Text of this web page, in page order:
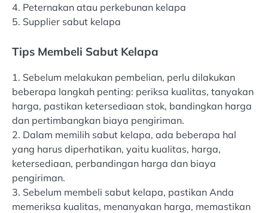
4. Peternakan atau perkebunan kelapa
5. Supplier sabut kelapa
Tips Membeli Sabut Kelapa
1. Sebelum melakukan pembelian, perlu dilakukan
beberapa langkah penting: periksa kualitas, tanyakan
harga, pastikan ketersediaan stok, bandingkan harga
dan pertimbangkan biaya pengiriman.
2. Dalam memilih sabut kelapa, ada beberapa hal
yang harus diperhatikan, yaitu kualitas, harga,
ketersediaan, perbandingan harga dan biaya
pengiriman.
3. Sebelum membeli sabut kelapa, pastikan Anda
memeriksa kualitas, menanyakan harga, memastikan